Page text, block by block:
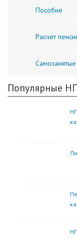
Пособие
Расчет
Самозанятые
Популярные